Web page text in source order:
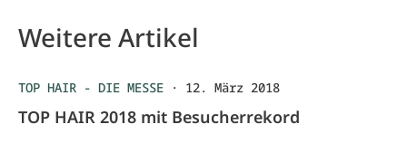
Weitere Artikel
TOP HAIR - DIE MESSE · 12. März 2018
TOP HAIR 2018 mit Besucherrekord